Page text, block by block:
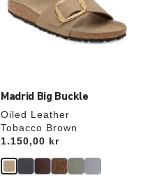
Madrid Big Buckle
Oiled Leather
Tobacco Brown
Price:
1.150,00 kr
opdatere
produktbilledet